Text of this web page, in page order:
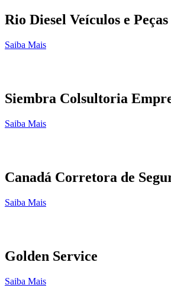
Rio Diesel Veículos e
Saiba Mais
Siembra Colsultoria
Saiba Mais
Canadá Corretora de
Saiba Mais
Golden Service
Saiba Mais